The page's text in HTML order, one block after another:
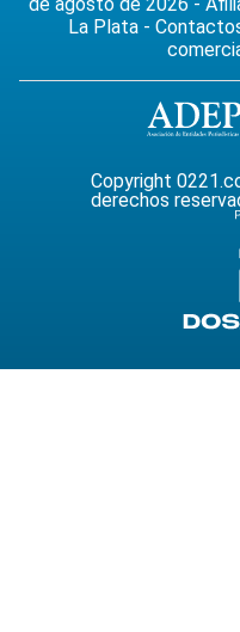
de agosto de 2026 -
La Plata -
Copyright
derechos